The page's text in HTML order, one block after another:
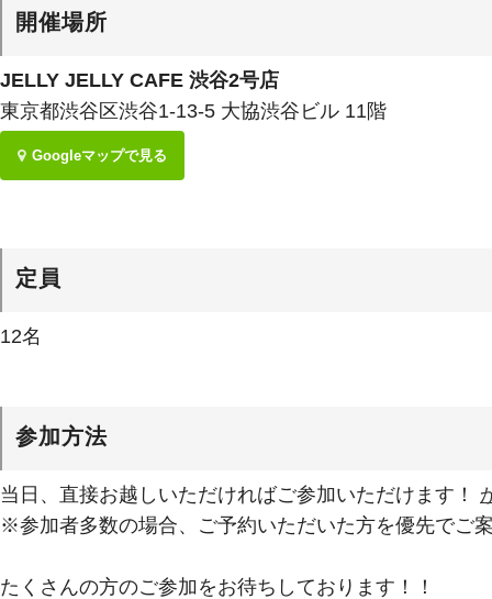
開催場所
JELLY JELLY CAFE 渋谷2号店
東京都渋谷区渋谷1-13-5 大協渋谷ビル 11階
Googleマップで見る
定員
12名
参加方法
当日、直接お越しいただければご参加いただけます！
※参加者多数の場合、ご予約いただいた方を優先でご
たくさんの方のご参加をお待ちしております！！